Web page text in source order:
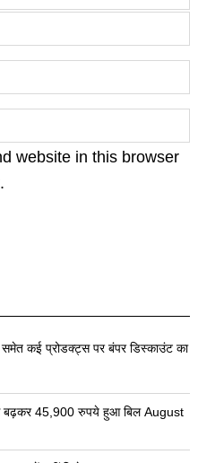
website in this browser
कई प्रोडक्ट्स पर बंपर डिस्काउंट का
45,900 रुपये हुआ बिल August